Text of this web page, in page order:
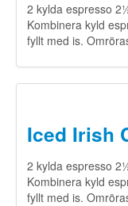
2 kylda espresso
Kombinera kyld
fyllt med is.
Iced Irish
2 kylda espresso
Kombinera kyld
fyllt med is.